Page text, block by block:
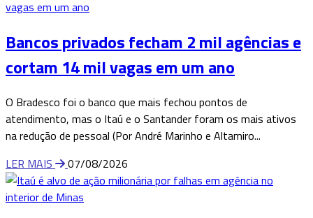
Bancos privados fecham 2 mil agências e
cortam 14 mil vagas em um ano
O Bradesco foi o banco que mais fechou pontos de
atendimento, mas o Itaú e o Santander foram os mais ativos
na redução de pessoal (Por André Marinho e Altamiro...
LER MAIS
07/08/2026